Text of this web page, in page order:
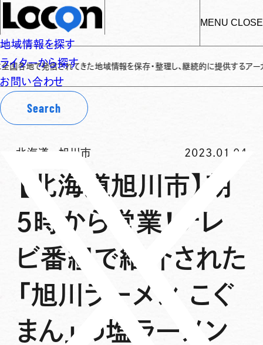
MENU CLOSE
地域情報を探す
ライターから探す
お問い合わせ
Search
信されてきた地域情報を保存・整理し、継続的に提供するアーカイブサイト
北海道 -旭川市 2023.01.04
【北海道旭川市】朝
5時から営業！テレ
ビ番組で紹介された
「旭川ラーメン こぐ
まん」の塩ラーメン